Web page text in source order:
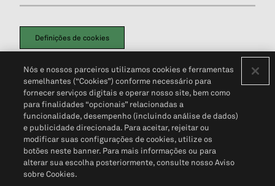
Definições de cookies
Política de PrivacidadePortal de privacidade do cliente (em inglês)
Não Venda Minhas Informações Pessoais© 2026 S&P Global
Nós e nossos parceiros utilizamos cookies e ferramentas
semelhantes (“Cookies”) conforme necessário para
fornecer serviços digitais e operar nosso site, bem como
para finalidades “opcionais” relacionadas a
funcionalidade, desempenho (incluindo análise de dados)
e publicidade direcionada. Para aceitar, rejeitar ou
modificar suas configurações de cookies, utilize os
botões neste banner. Para mais informações ou para
alterar sua escolha posteriormente, consulte nosso Aviso
sobre Cookies.